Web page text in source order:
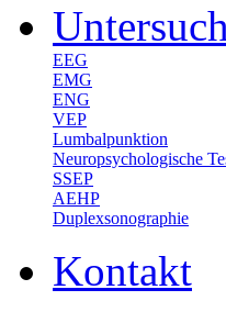
EEG
EMG
ENG
VEP
Lumbalpunktion
Neuropsychologische
SSEP
AEHP
Duplexsonographie
Kontakt